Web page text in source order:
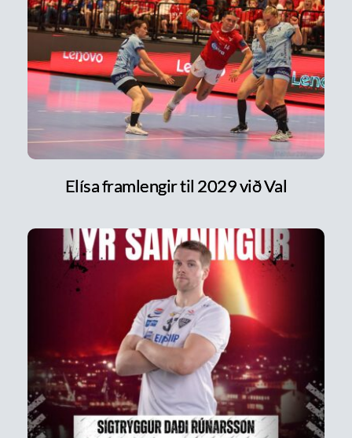
Elísa framlengir til 2029 við Val